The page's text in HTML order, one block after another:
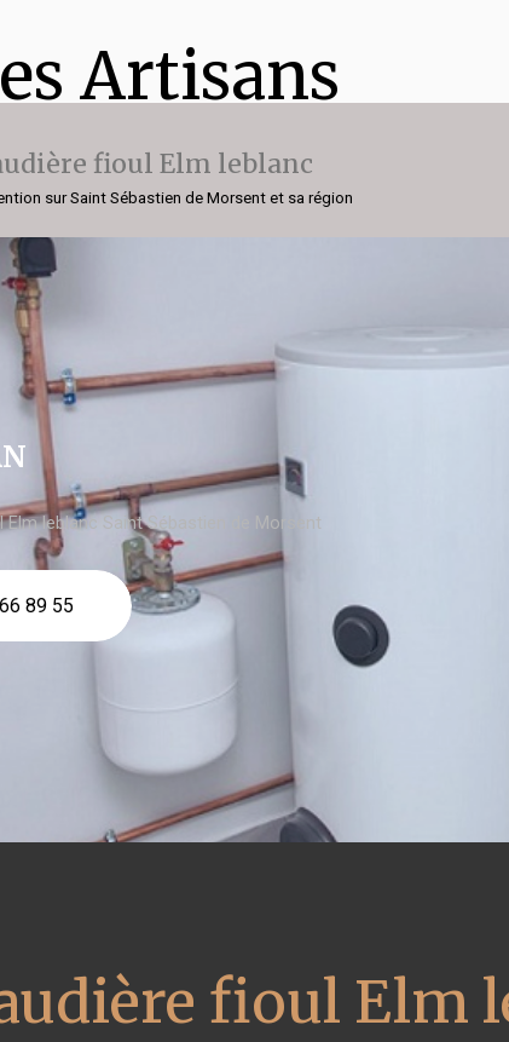
Artisans
fioul Elm leblanc
sur Saint Sébastien de Morsent et sa région
Elm leblanc Saint Sébastien de Morsent
89 55
fioul Elm